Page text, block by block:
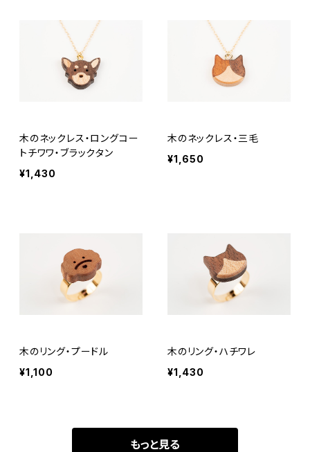
木のネックレス・ロングコー
トチワワ・ブラックタン
¥1,430
木のネックレス・三毛
¥1,650
木のリング・プードル
¥1,100
木のリング・ハチワレ
¥1,430
もっと見る